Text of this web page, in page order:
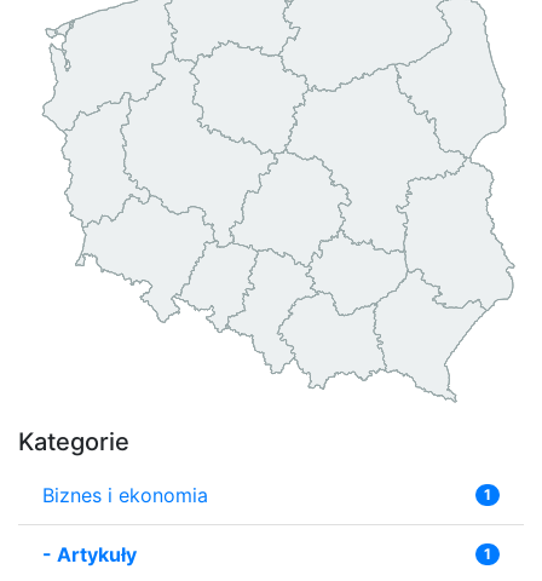
Kategorie
Biznes i ekonomia 1
- Artykuły 1